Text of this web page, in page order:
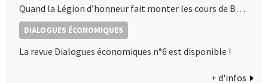
Quand la Légion d’honneur fait monter les cours de Bourse : les décorations d’État, signaux de proximité politique ?
DIALOGUES ÉCONOMIQUES
La revue Dialogues économiques n°6 est disponible !
+ d'infos